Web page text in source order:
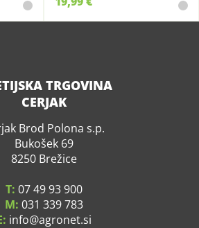
TRGOVINA
CERJAK
Brod Polona s.p.
Bukošek 69
8250 Brežice
T: 07 49 93 900
M: 031 339 783
info agronet.si